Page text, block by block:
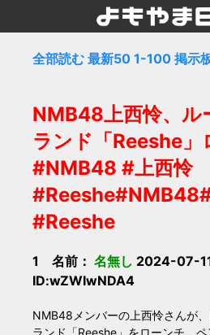
全部読む 最新50 1-100 掲示
NMB48上西怜、ル
ランド「Reeshe」
#NMB48 #上西怜
#Reeshe
1 名前： 名無し 2024-07-
ID:wZWIwNDA4
NMB48メンバーの上西怜さんが
ランド「Reeshe」をローンチ。